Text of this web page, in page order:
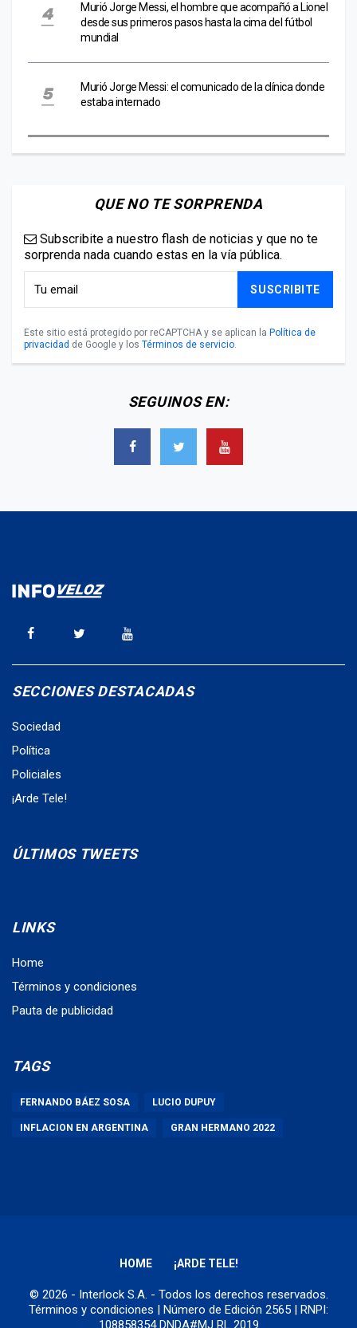
Murió Jorge Messi, el hombre que acompañó a Lionel
desde sus primeros pasos hasta la cima del fútbol
mundial
Murió Jorge Messi: el comunicado de la clínica donde
estaba internado
QUE NO TE SORPRENDA
Subscribite a nuestro flash de noticias y que no te
sorprenda nada cuando estas en la vía pública.
SUSCRIBITE
Este sitio está protegido por reCAPTCHA y se aplican la Política de
privacidad de Google y los Términos de servicio.
SEGUINOS EN:
SECCIONES DESTACADAS
Sociedad
Política
Policiales
¡Arde Tele!
ÚLTIMOS TWEETS
LINKS
Home
Términos y condiciones
Pauta de publicidad
TAGS
FERNANDO BÁEZ SOSA LUCIO DUPUY
INFLACION EN ARGENTINA GRAN HERMANO 2022
HOME ¡ARDE TELE!
© 2026 - Interlock S.A. - Todos los derechos reservados.
Términos y condiciones | Número de Edición 2565 | RNPI:
108858354 DNDA#MJ RL 2019